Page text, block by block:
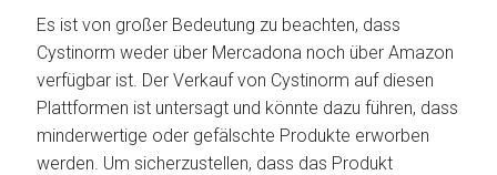
Es ist von großer Bedeutung zu beachten, dass
Cystinorm weder über Mercadona noch über Amazon
verfügbar ist. Der Verkauf von Cystinorm auf diesen
Plattformen ist untersagt und könnte dazu führen, dass
minderwertige oder gefälschte Produkte erworben
werden. Um sicherzustellen, dass das Produkt